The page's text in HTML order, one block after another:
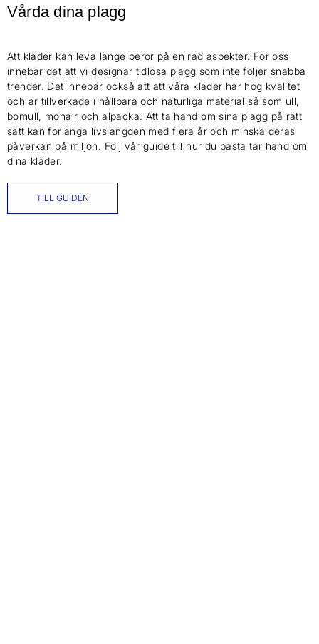
Vårda dina plagg
Att kläder kan leva länge beror på en rad aspekter. För oss
innebär det att vi designar tidlösa plagg som inte följer snabba
trender. Det innebär också att att våra kläder har hög kvalitet
och är tillverkade i hållbara och naturliga material så som ull,
bomull, mohair och alpacka. Att ta hand om sina plagg på rätt
sätt kan förlänga livslängden med flera år och minska deras
påverkan på miljön. Följ vår guide till hur du bästa tar hand om
dina kläder.
TILL GUIDEN